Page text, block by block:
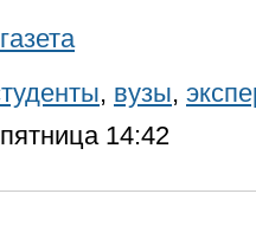
, вузы,
14:42